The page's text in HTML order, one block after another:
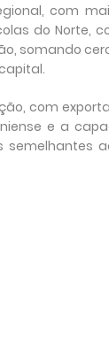
com
do Norte,
somando
com
e a
semelhantes